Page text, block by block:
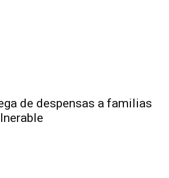
de despensas a familias